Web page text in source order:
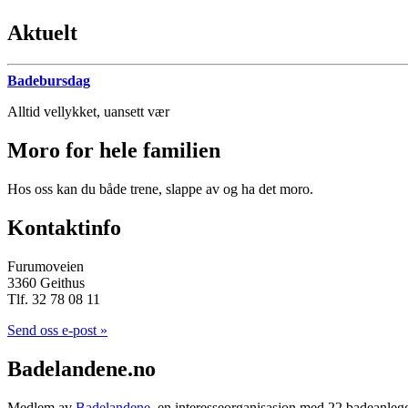
Aktuelt
Badebursdag
Alltid vellykket, uansett vær
Moro for hele familien
Hos oss kan du både trene, slappe av og ha det moro.
Kontaktinfo
Furumoveien
3360 Geithus
Tlf. 32 78 08 11
Send oss e-post »
Badelandene.no